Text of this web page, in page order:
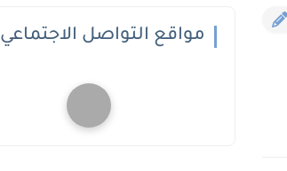
مواقع التواصل الاجتماعي